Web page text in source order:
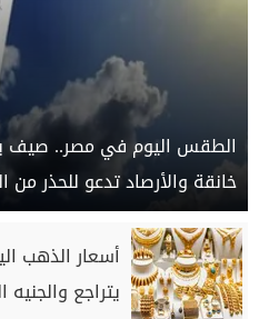
الطقس اليوم في مصر.. صيف
خانقة والأرصاد تدعو للحذر من
يتراجع